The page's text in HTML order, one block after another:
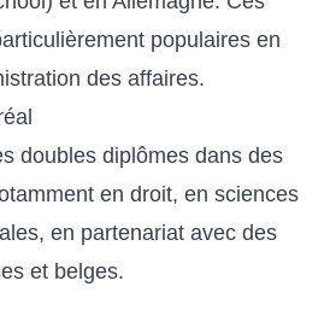
populaires en
des affaires.
doubles diplômes dans des
en droit, en sciences
en partenariat avec des
et belges.